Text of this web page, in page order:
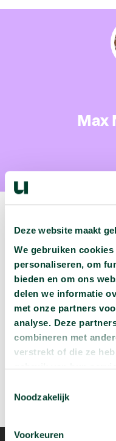
Deze website maakt
We gebruiken
personaliseren, om
bieden en om ons
delen we informatie
met onze partners
analyse. Deze
combineren met
verstrekt of die ze
Noodzakelijk
Voorkeuren
Max
Volgende
Wat zijn